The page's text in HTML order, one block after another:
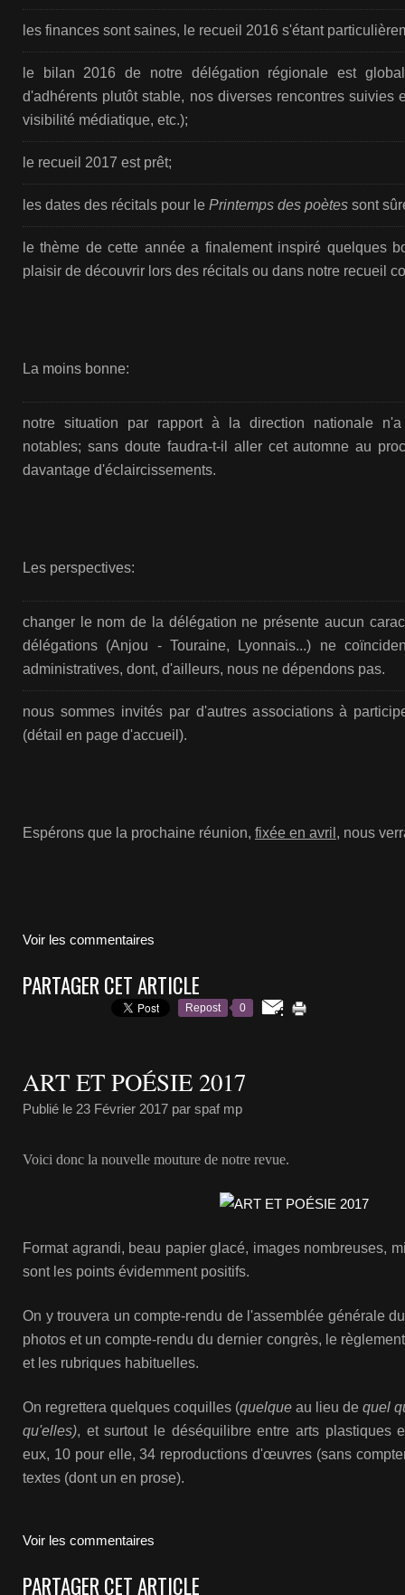
les finances sont saines, le recueil 2016 s'étant
le bilan 2016 de notre délégation régionale est
d'adhérents plutôt stable, nos diverses rencontres suivies
visibilité médiatique, etc.);
le recueil 2017 est prêt;
les dates des récitals pour le Printemps des poètes sont
le thème de cette année a finalement inspiré quelques
plaisir de découvrir lors des récitals ou dans notre recueil
La moins bonne:
notre situation par rapport à la direction nationale
notables; sans doute faudra-t-il aller cet automne au
davantage d'éclaircissements.
Les perspectives:
changer le nom de la délégation ne présente aucun
délégations (Anjou - Touraine, Lyonnais...) ne
administratives, dont, d'ailleurs, nous ne dépendons pas.
nous sommes invités par d'autres associations à
(détail en page d'accueil).
Espérons que la prochaine réunion, fixée en avril , nous
Voir les commentaires
PARTAGER CET ARTICLE
Repost 0
ART ET POÉSIE 2017
Publié le 23 Février 2017 par spaf mp
Voici donc la nouvelle mouture de notre revue.
Format agrandi, beau papier glacé, images nombreuses,
sont les points évidemment positifs.
On y trouvera un compte-rendu de l'assemblée générale
photos et un compte-rendu du dernier congrès, le
et les rubriques habituelles.
On regrettera quelques coquilles (quelque au lieu de quel
qu'elles), et surtout le déséquilibre entre arts plastiques
eux, 10 pour elle, 34 reproductions d'œuvres (sans
textes (dont un en prose).
Voir les commentaires
PARTAGER CET ARTICLE